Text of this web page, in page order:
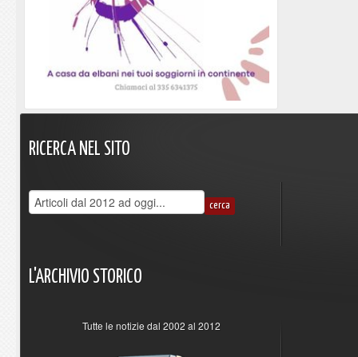
RICERCA NEL SITO
L'ARCHIVIO STORICO
Tutte le notizie dal 2002 al 2012